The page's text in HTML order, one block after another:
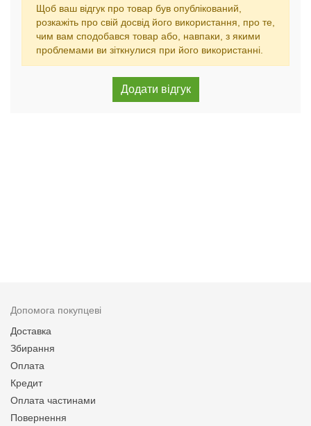
Щоб ваш відгук про товар був опублікований,
розкажіть про свій досвід його використання, про те,
чим вам сподобався товар або, навпаки, з якими
проблемами ви зіткнулися при його використанні.
Допомога покупцеві
Доставка
Збирання
Оплата
Кредит
Оплата частинами
Повернення